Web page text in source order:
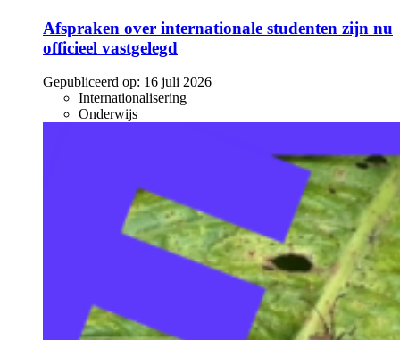
Afspraken over internationale studenten zijn nu
officieel vastgelegd
Gepubliceerd op: 16 juli 2026
Internationalisering
Onderwijs